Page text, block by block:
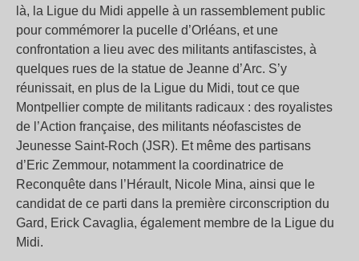
là, la Ligue du Midi appelle à un rassemblement public
pour commémorer la pucelle d’Orléans, et une
confrontation a lieu avec des militants antifascistes, à
quelques rues de la statue de Jeanne d’Arc. S’y
réunissait, en plus de la Ligue du Midi, tout ce que
Montpellier compte de militants radicaux : des royalistes
de l’Action française, des militants néofascistes de
Jeunesse Saint-Roch (JSR). Et même des partisans
d’Eric Zemmour, notamment la coordinatrice de
Reconquête dans l’Hérault, Nicole Mina, ainsi que le
candidat de ce parti dans la première circonscription du
Gard, Erick Cavaglia, également membre de la Ligue du
Midi.